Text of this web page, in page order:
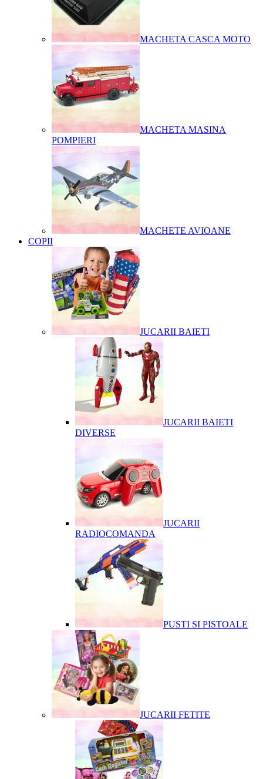
MACHETA CASCA MOTO
MACHETA MASINA
POMPIERI
MACHETE AVIOANE
COPII
JUCARII BAIETI
JUCARII BAIETI
DIVERSE
JUCARII
RADIOCOMANDA
PUSTI SI PISTOALE
JUCARII FETITE